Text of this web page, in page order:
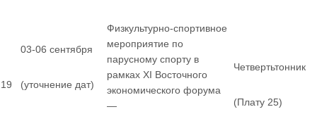
19
03-06 сентября
(уточнение дат)
Физкультурно-спортивное
мероприятие по
парусному спорту в
рамках XI Восточного
экономического форума
—
Четвертьтонник
(Плату 25)